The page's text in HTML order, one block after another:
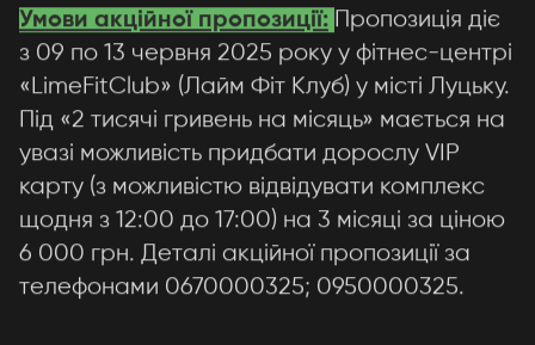
Умови акційної пропозиції: Пропозиція діє
з 09 по 13 червня 2025 року у фітнес-центрі
«LimeFitClub» (Лайм Фіт Клуб) у місті Луцьку.
Під «2 тисячі гривень на місяць» мається на
увазі можливість придбати дорослу VIP
карту (з можливістю відвідувати комплекс
щодня з 12:00 до 17:00) на 3 місяці за ціною
6 000 грн. Деталі акційної пропозиції за
телефонами 0670000325; 0950000325.
Дякуємо за заявку!
Ми вже розпочали обробку вашої заявки
та найближчим часом зв'яжемося з вами
для уточнення деталей.
Продовжити